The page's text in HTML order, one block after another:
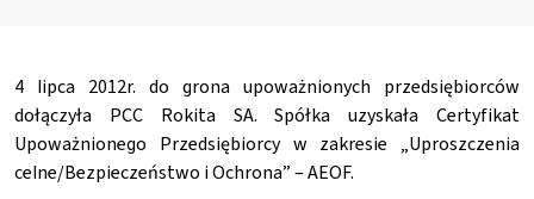
4 lipca 2012r. do grona upoważnionych przedsiębiorców
dołączyła PCC Rokita SA. Spółka uzyskała Certyfikat
Upoważnionego Przedsiębiorcy w zakresie „Uproszczenia
celne/Bezpieczeństwo i Ochrona” – AEOF.